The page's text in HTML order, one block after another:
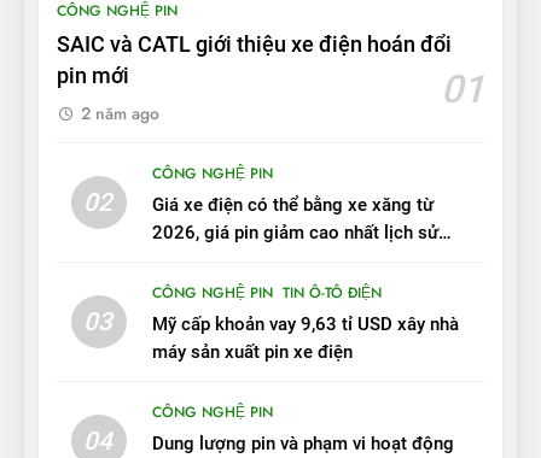
chất lượng tương xứng
ĐÁNH GIÁ XE
10
VinFast VF 7 tấm tắc: “Hơn
hẳn xe xăng”
ĐÁNH GIÁ XE
Người dùng nhận xét về
VinFast VF7: Độ hoàn thiện
đồng
12
CÔNG NGHỆ PIN
SAIC và CATL giới thiệu xe điện hoán đổi
pin mới
01
2 năm ago
02
CÔNG NGHỆ PIN
Giá xe điện có thể bằng xe xăng từ
2026, giá pin giảm cao nhất lịch sử
03
CÔNG NGHỆ PIN TIN Ô-TÔ ĐIỆN
Mỹ cấp khoản vay 9,63 tỉ USD xây nhà
máy sản xuất pin xe điện
04
CÔNG NGHỆ PIN
Dung lượng pin và phạm vi hoạt động